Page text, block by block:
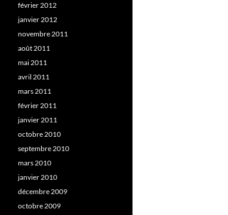
février 2012
janvier 2012
novembre 2011
août 2011
mai 2011
avril 2011
mars 2011
février 2011
janvier 2011
octobre 2010
septembre 2010
mars 2010
janvier 2010
décembre 2009
octobre 2009